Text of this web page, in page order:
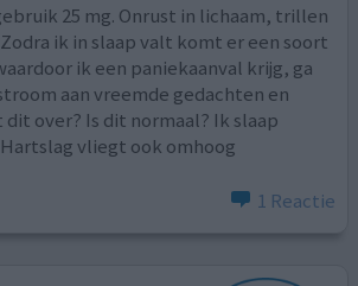
25 mg. Onrust in lichaam, trillen
ik in slaap valt komt er een soort
ik een paniekaanval krijg, ga
aan vreemde gedachten en
dit over? Is dit normaal? Ik slaap
vliegt ook omhoog
1 Reactie